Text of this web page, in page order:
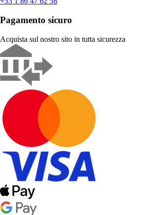
Pagamento sicuro
Acquista sul nostro sito in tutta sicurezza